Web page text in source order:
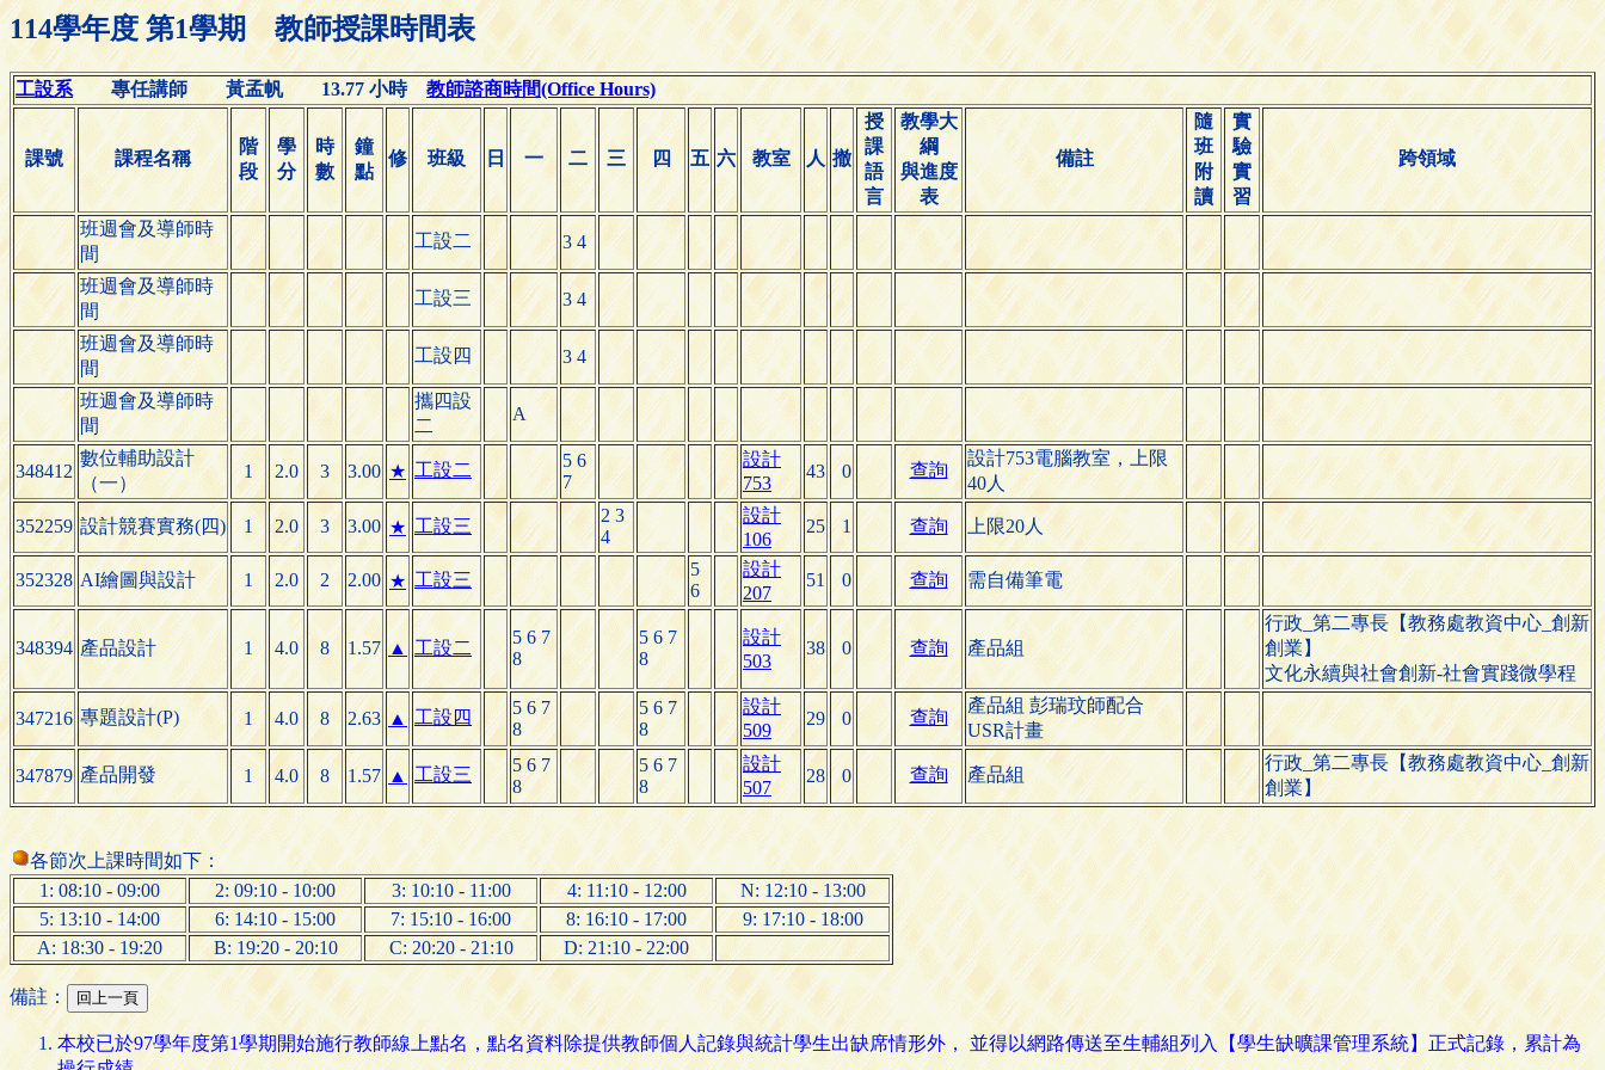
114學年度 第1學期 教師授課時間表
工設系專任講師 黃孟帆 13.77 小時教師諮商時間(Office Hours)
課號 課程名稱
階
段
學
分
時
數
鐘
點
修 班級 日 一 二 三 四 五 六 教室 人 撤
授
課
語
言
教學大
綱
與進度
表
備註
隨
班
附
讀
實
驗
實
習
跨領域
班週會及導師時
間
工設二 3 4
班週會及導師時
間
工設三 3 4
班週會及導師時
間
工設四 3 4
班週會及導師時
間
攜四設
二
A
348412
數位輔助設計
（一）
1 2.0 3 3.00 ★ 工設二
5 6
7
設計
753
43 0 查詢
設計753電腦教室，上限
40人
352259 設計競賽實務(四) 1 2.0 3 3.00 ★ 工設三
2 3
4
設計
106
25 1 查詢 上限20人
352328 AI繪圖與設計 1 2.0 2 2.00 ★ 工設三
5
6
設計
207
51 0 查詢 需自備筆電
348394 產品設計 1 4.0 8 1.57 ▲ 工設二
5 6 7
8
5 6 7
8
設計
503
38 0 查詢 產品組
行政_第二專長【教務處教資中心_創新
創業】
文化永續與社會創新-社會實踐微學程
347216 專題設計(P) 1 4.0 8 2.63 ▲ 工設四
5 6 7
8
5 6 7
8
設計
509
29 0 查詢
產品組 彭瑞玟師配合
USR計畫
347879 產品開發 1 4.0 8 1.57 ▲ 工設三
5 6 7
8
5 6 7
8
設計
507
28 0 查詢 產品組
行政_第二專長【教務處教資中心_創新
創業】
各節次上課時間如下：
1: 08:10 - 09:00
2: 09:10 - 10:00 3: 10:10 - 11:00 4: 11:10 - 12:00
N: 12:10 - 13:00
5: 13:10 - 14:00
6: 14:10 - 15:00 7: 15:10 - 16:00 8: 16:10 - 17:00
9: 17:10 - 18:00
A: 18:30 - 19:20
B: 19:20 - 20:10 C: 20:20 - 21:10 D: 21:10 - 22:00
備註：
本校已於97學年度第1學期開始施行教師線上點名，點名資料除提供教師個人記錄與統計學生出缺席情形外， 並得以網路傳送至生輔組列入【學生缺曠課管理系統】正式記錄，累計為